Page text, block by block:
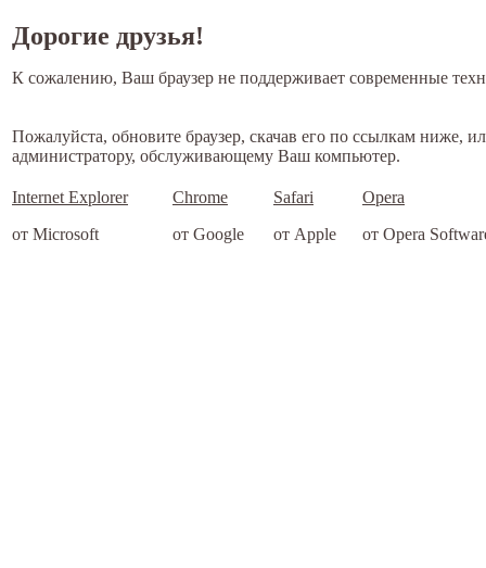
Дорогие друзья!
К сожалению, Ваш браузер не поддерживает современные
Пожалуйста, обновите браузер, скачав его по ссылкам ниже,
администратору, обслуживающему Ваш компьютер.
Internet Explorer
от Microsoft
Chrome
от Google
Safari
от Apple
Opera
от Opera